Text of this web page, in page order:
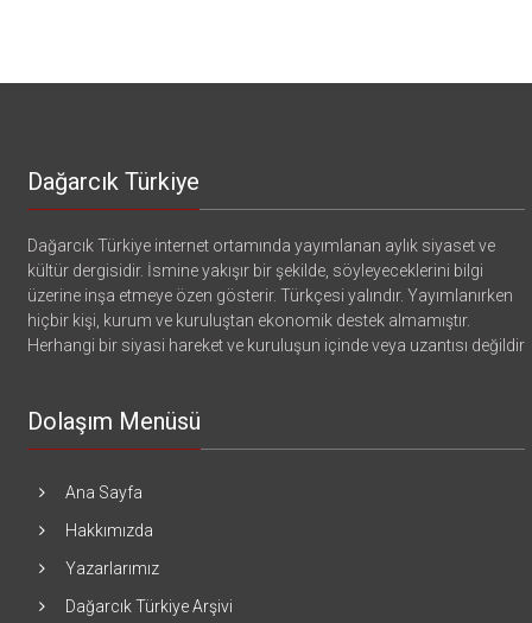
Dağarcık Türkiye
Dağarcık Türkiye internet ortamında yayımlanan aylık siyaset ve
kültür dergisidir. İsmine yakışır bir şekilde, söyleyeceklerini bilgi
üzerine inşa etmeye özen gösterir. Türkçesi yalındır. Yayımlanırken
hiçbir kişi, kurum ve kuruluştan ekonomik destek almamıştır.
Herhangi bir siyasi hareket ve kuruluşun içinde veya uzantısı değildir
Dolaşım Menüsü
Ana Sayfa
Hakkımızda
Yazarlarımız
Dağarcık Türkiye Arşivi